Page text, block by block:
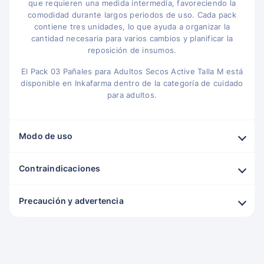
que requieren una medida intermedia, favoreciendo la
comodidad durante largos periodos de uso. Cada pack
contiene tres unidades, lo que ayuda a organizar la
cantidad necesaria para varios cambios y planificar la
reposición de insumos.
El Pack 03 Pañales para Adultos Secos Active Talla M está
disponible en Inkafarma dentro de la categoría de cuidado
para adultos.
Modo de uso
Contraindicaciones
Precaución y advertencia